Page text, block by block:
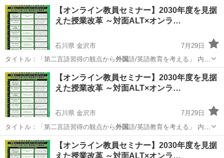
福井 福井市 セミナー オンライン
【オンライン教員セミナー】2030年度を見据
えた授業改革 ～対面ALT×オンラ…
石川県 金沢市
7月29日
タイトル：「第二言語習得の観点から外国語/英語教育を考える」 内
容：203…
石川 金沢市 セミナー オンライン
【オンライン教員セミナー】2030年度を見据
えた授業改革 ～対面ALT×オンラ…
石川県 金沢市
7月29日
タイトル：「第二言語習得の観点から外国語/英語教育を考える」 内
容：203…
石川 金沢市 セミナー オンライン
【オンライン教員セミナー】2030年度を見据
えた授業改革 ～対面ALT×オンラ…